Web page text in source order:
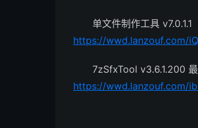
单文件制作工具 v7.0.1.1
https://wwd.lanzouf.com/
7zSfxTool v3.6.1.200
https://wwd.lanzouf.com/